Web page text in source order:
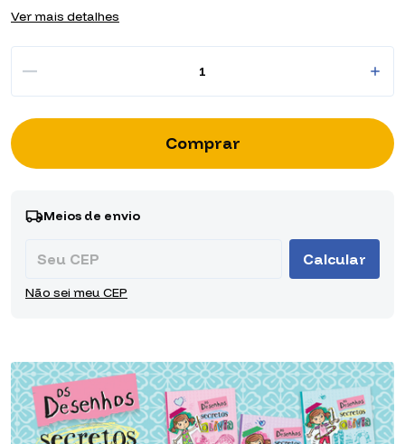
Ver mais detalhes
Entregas para o CEP:
Meios de envio
Calcular
Não sei meu CEP